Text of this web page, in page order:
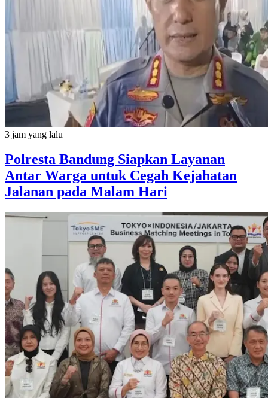
3 jam yang lalu
Polresta Bandung Siapkan Layanan
Antar Warga untuk Cegah Kejahatan
Jalanan pada Malam Hari